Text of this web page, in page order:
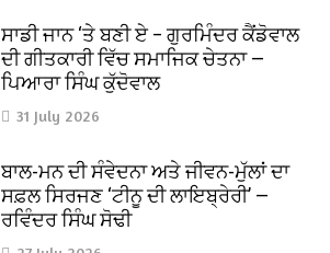
ਸਾਡੀ ਜਾਨ ‘ਤੇ ਬਣੀ ਏ – ਗੁਰਮਿੰਦਰ ਕੈਂਡੋਵਾਲ
ਦੀ ਗੀਤਕਾਰੀ ਵਿੱਚ ਸਮਾਜਿਕ ਚੇਤਨਾ —
ਪਿਆਰਾ ਸਿੰਘ ਕੁੱਦੋਵਾਲ
31 July 2026
ਬਾਲ-ਮਨ ਦੀ ਸੰਵੇਦਨਾ ਅਤੇ ਜੀਵਨ-ਮੁੱਲਾਂ ਦਾ
ਸਫ਼ਲ ਸਿਰਜਣ ‘ਟੀਨੂ ਦੀ ਲਾਇਬ੍ਰੇਰੀ’ —
ਰਵਿੰਦਰ ਸਿੰਘ ਸੋਢੀ